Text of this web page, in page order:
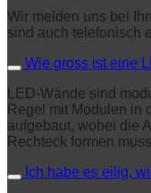
Wir melden uns bei
sind auch telefonisch
Wie gross ist eine
LED-Wände sind
Regel mit Modulen in
aufgebaut, wobei die
Rechteck formen
Ich habe es eilig,